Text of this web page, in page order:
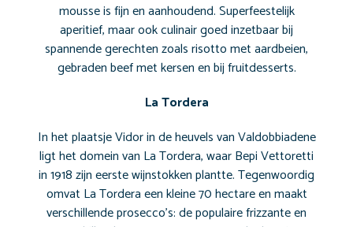
mousse is fijn en aanhoudend. Superfeestelijk
aperitief, maar ook culinair goed inzetbaar bij
spannende gerechten zoals risotto met aardbeien,
gebraden beef met kersen en bij fruitdesserts.
La Tordera
In het plaatsje Vidor in de heuvels van Valdobbiadene
ligt het domein van La Tordera, waar Bepi Vettoretti
in 1918 zijn eerste wijnstokken plantte. Tegenwoordig
omvat La Tordera een kleine 70 hectare en maakt
verschillende prosecco’s: de populaire frizzante en